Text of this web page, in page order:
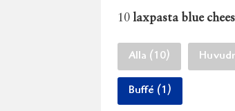
10 laxpasta blue
Alla (10)
Buffé (1)